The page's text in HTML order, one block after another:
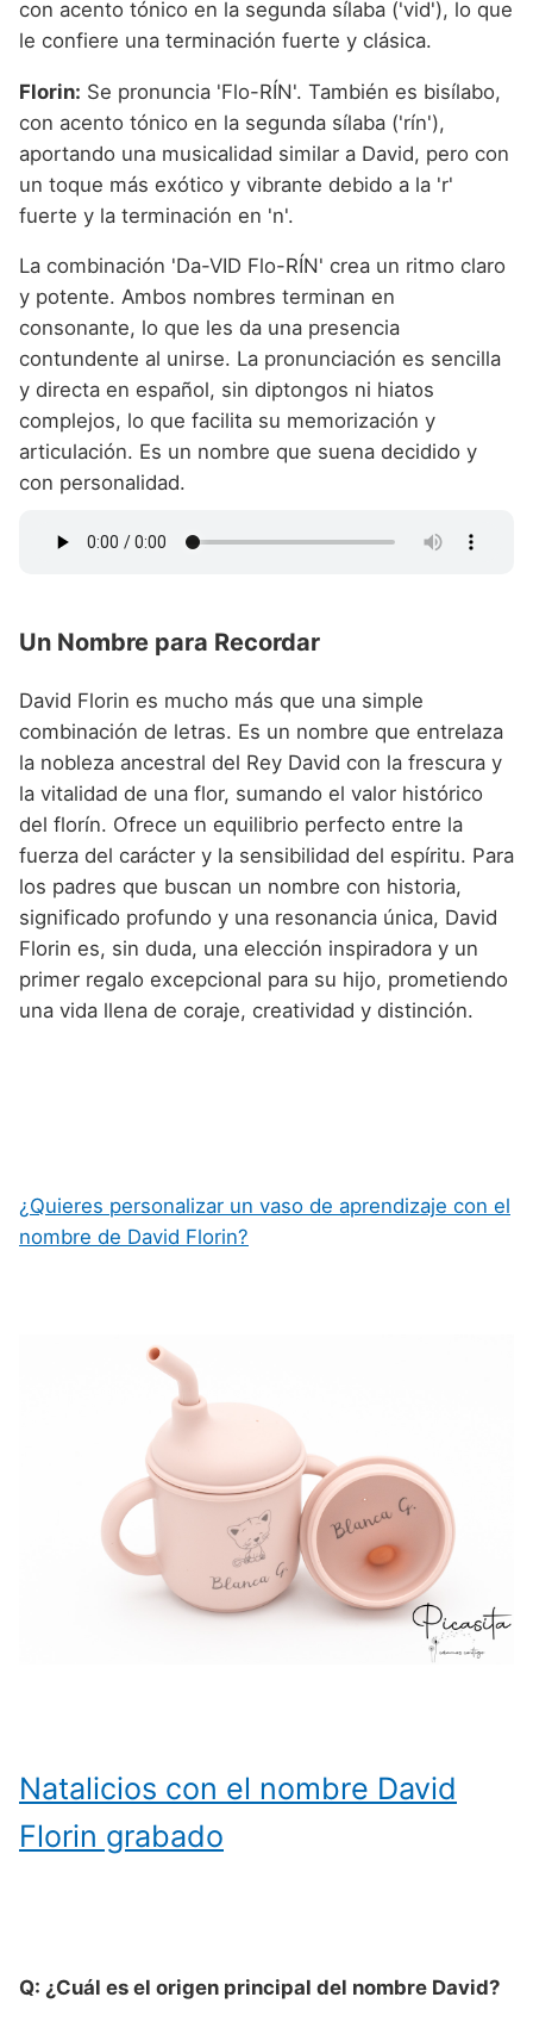
con acento tónico en la segunda sílaba ('vid'), lo que
le confiere una terminación fuerte y clásica.
Florin: Se pronuncia 'Flo-RÍN'. También es bisílabo,
con acento tónico en la segunda sílaba ('rín'),
aportando una musicalidad similar a David, pero con
un toque más exótico y vibrante debido a la 'r'
fuerte y la terminación en 'n'.
La combinación 'Da-VID Flo-RÍN' crea un ritmo claro
y potente. Ambos nombres terminan en
consonante, lo que les da una presencia
contundente al unirse. La pronunciación es sencilla
y directa en español, sin diptongos ni hiatos
complejos, lo que facilita su memorización y
articulación. Es un nombre que suena decidido y
con personalidad.
Un Nombre para Recordar
David Florin es mucho más que una simple
combinación de letras. Es un nombre que entrelaza
la nobleza ancestral del Rey David con la frescura y
la vitalidad de una flor, sumando el valor histórico
del florín. Ofrece un equilibrio perfecto entre la
fuerza del carácter y la sensibilidad del espíritu. Para
los padres que buscan un nombre con historia,
significado profundo y una resonancia única, David
Florin es, sin duda, una elección inspiradora y un
primer regalo excepcional para su hijo, prometiendo
una vida llena de coraje, creatividad y distinción.
¿Quieres personalizar un vaso de aprendizaje con el
nombre de David Florin?
Natalicios con el nombre David
Florin grabado
Q: ¿Cuál es el origen principal del nombre David?